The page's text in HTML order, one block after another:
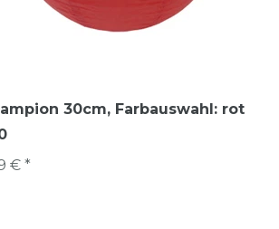
30cm, Farbauswahl: rot
€ *